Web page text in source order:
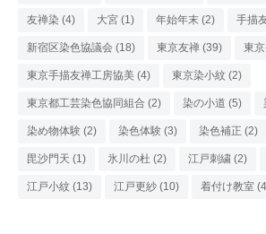
友禅染 (4) 大宮 (1) 年始年末 (2) 手描
新宿区染色協議会 (18) 東京友禅 (39) 東
東京手描友禅工房協美 (4) 東京染小紋 (2)
東京都工芸染色協同組合 (2) 染の小道 (5)
染め物体験 (2) 染色体験 (3) 染色補正 (2)
毘沙門天 (1) 氷川の杜 (2) 江戸刺繍 (2)
江戸小紋 (13) 江戸更紗 (10) 着付け教室